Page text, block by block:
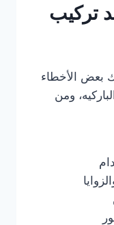
تركيب
بعض الأخطاء
ومن